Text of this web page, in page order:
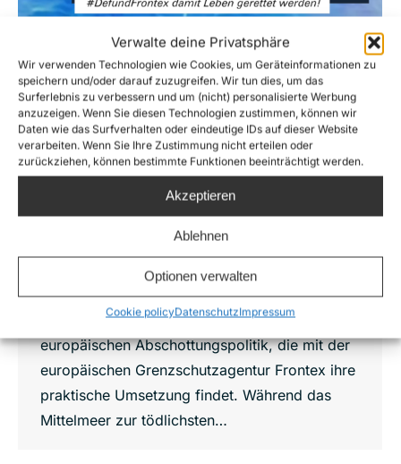
Verwalte deine Privatsphäre
Wir verwenden Technologien wie Cookies, um Geräteinformationen zu
speichern und/oder darauf zuzugreifen. Wir tun dies, um das
Surferlebnis zu verbessern und um (nicht) personalisierte Werbung
anzuzeigen. Wenn Sie diesen Technologien zustimmen, können wir
Daten wie das Surfverhalten oder eindeutige IDs auf dieser Website
verarbeiten. Wenn Sie Ihre Zustimmung nicht erteilen oder
zurückziehen, können bestimmte Funktionen beeinträchtigt werden.
Akzeptieren
Ablehnen
Optionen verwalten
Cookie policyDatenschutzImpressum
#DefundFrontex: für ein staatlich
finanziertes ziviles
Seenotrettungsprogramm
News, Press releases VonOliver Kulikowski
24. August 2021
Sea-Watch und 21 weitere Organisationen
fordern mit #DefundFrontex die Umwidmung
von Frontex-Budget zum Aufbau eines staatlich
geführten und finanzierten, flächendeckenden
und zivilen Seenotrettungsprogramms. Seit
2015 sind über 18.000 Menschen im Mittelmeer
ertrunken. Sie sind die direkte Konsequenz der
europäischen Abschottungspolitik, die mit der
europäischen Grenzschutzagentur Frontex ihre
praktische Umsetzung findet. Während das
Mittelmeer zur tödlichsten…